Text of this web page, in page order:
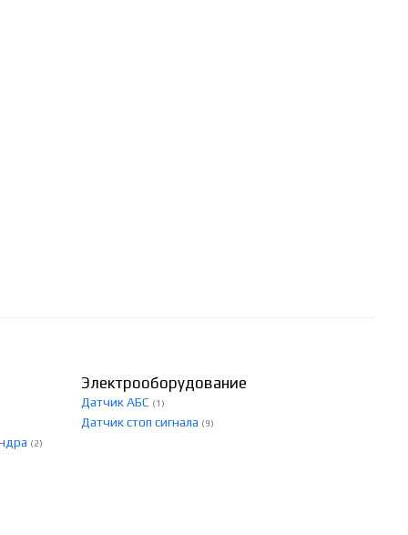
(2)
Электрооборудование
Датчик АБС (1)
Датчик стоп сигнала (9)